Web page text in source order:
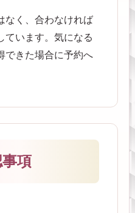
なく、合わなければ
ています。気になる
できた場合に予約へ
項